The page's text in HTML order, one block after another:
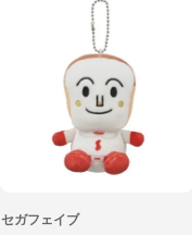
セガフェイブ